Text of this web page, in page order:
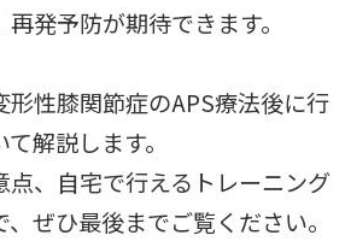
発予防が期待できます。
形性膝関節症のAPS療法後に行
解説します。
点、自宅で行えるトレーニング
ぜひ最後までご覧ください。